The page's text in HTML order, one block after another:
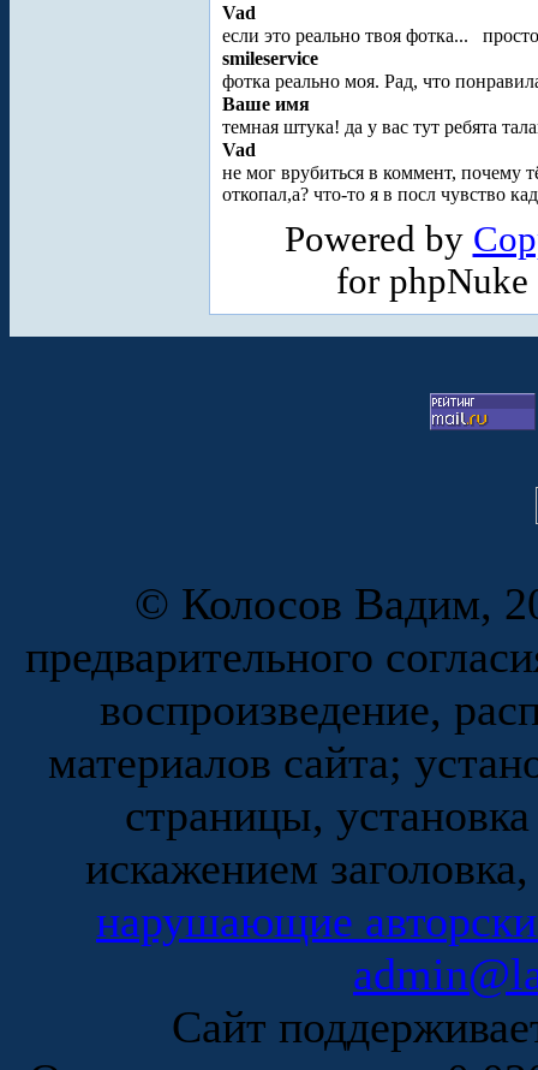
Vad
если это реально твоя фотка...
smileservice
фотка реально моя. Рад, что
Ваше имя
темная штука! да у вас тут ребята
Vad
не мог врубиться в коммент, почему
откопал,а? что-то я в посл чувство
Powered by
for
© Колосов Вадим,
предварительного
воспроизведение,
материалов сайта;
страницы,
искажением
нарушающие
Сайт